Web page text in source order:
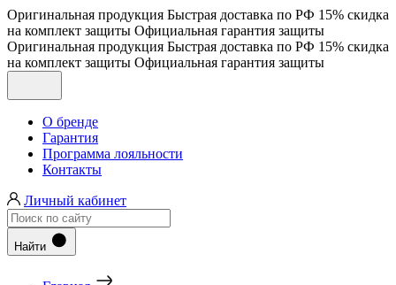
Оригинальная продукция Быстрая доставка по РФ 15% скидка
на комплект защиты Официальная гарантия защиты
Оригинальная продукция Быстрая доставка по РФ 15% скидка
на комплект защиты Официальная гарантия защиты
О бренде
Гарантия
Программа лояльности
Контакты
Личный кабинет
Найти